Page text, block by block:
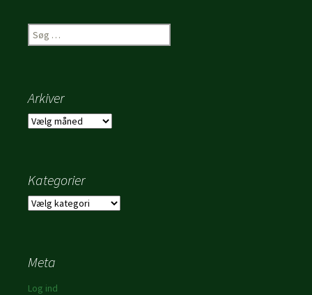
Søg
efter:
Arkiver
Arkiver
Kategorier
Kategorier
Meta
Log ind